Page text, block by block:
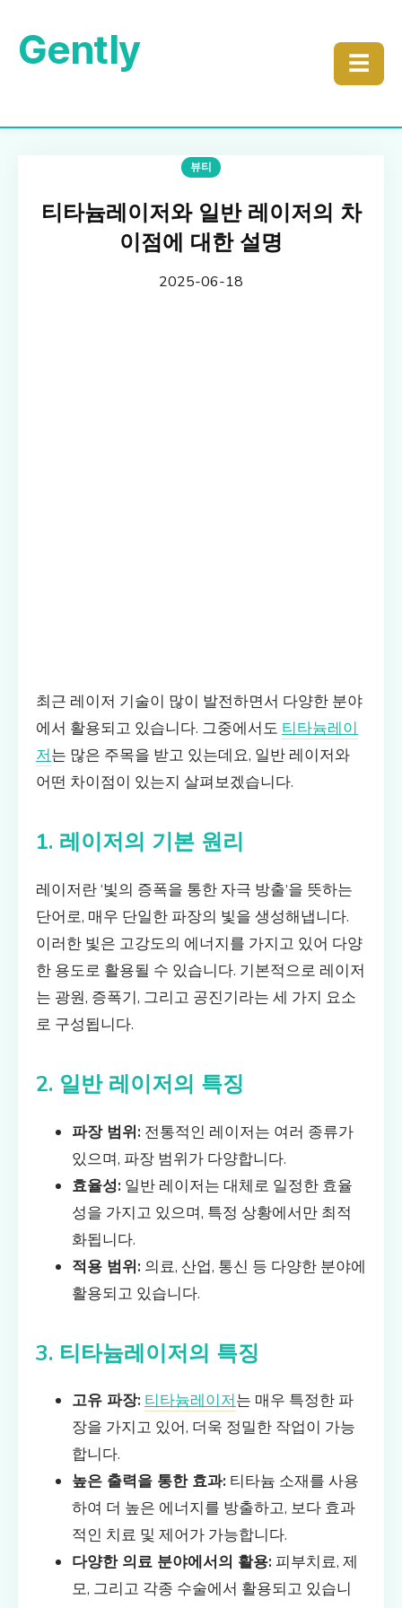
Gently ☰
뷰티
티타늄레이저와 일반 레이저의 차
이점에 대한 설명
2025-06-18
최근 레이저 기술이 많이 발전하면서 다양한 분야
에서 활용되고 있습니다. 그중에서도 티타늄레이
저는 많은 주목을 받고 있는데요, 일반 레이저와
어떤 차이점이 있는지 살펴보겠습니다.
1. 레이저의 기본 원리
레이저란 ‘빛의 증폭을 통한 자극 방출’을 뜻하는
단어로, 매우 단일한 파장의 빛을 생성해냅니다.
이러한 빛은 고강도의 에너지를 가지고 있어 다양
한 용도로 활용될 수 있습니다. 기본적으로 레이저
는 광원, 증폭기, 그리고 공진기라는 세 가지 요소
로 구성됩니다.
2. 일반 레이저의 특징
파장 범위: 전통적인 레이저는 여러 종류가
있으며, 파장 범위가 다양합니다.
효율성: 일반 레이저는 대체로 일정한 효율
성을 가지고 있으며, 특정 상황에서만 최적
화됩니다.
적용 범위: 의료, 산업, 통신 등 다양한 분야에
활용되고 있습니다.
3. 티타늄레이저의 특징
고유 파장: 티타늄레이저는 매우 특정한 파
장을 가지고 있어, 더욱 정밀한 작업이 가능
합니다.
높은 출력을 통한 효과: 티타늄 소재를 사용
하여 더 높은 에너지를 방출하고, 보다 효과
적인 치료 및 제어가 가능합니다.
다양한 의료 분야에서의 활용: 피부치료, 제
모, 그리고 각종 수술에서 활용되고 있습니